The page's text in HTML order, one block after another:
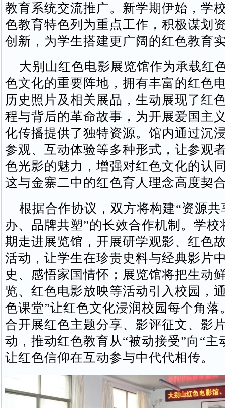
教育系统交流推广。新学期伊始，学
色教育特色列为重点工作，积极谋划
创新，为学生搭建更广阔的红色教育
大别山红色电影展览馆作为承载红
色文化的重要阵地，拥有丰富的红色
历史照片及相关展品，生动展现了红
程与背后的革命故事，为开展爱国主
化传播提供了独特资源。馆内通过沉
参观、互动体验等多种形式，让参观
色光影的魅力，增强对红色文化的认
这与金寨二中的红色育人理念高度契
根据合作协议，双方将构建“资源共
办、品牌共塑”的长效合作机制。学校
期走进展览馆，开展研学观影、红色
活动，让学生在珍贵史料与经典影片
史、感悟家国情怀；展览馆将把生动
览、红色电影放映等活动引入校园，
色课堂”让红色文化浸润校园每个角落
合开展红色主题分享、影评征文、影
动，推动红色教育从“被动接受”向“主
让红色信仰在互动参与中代代相传。